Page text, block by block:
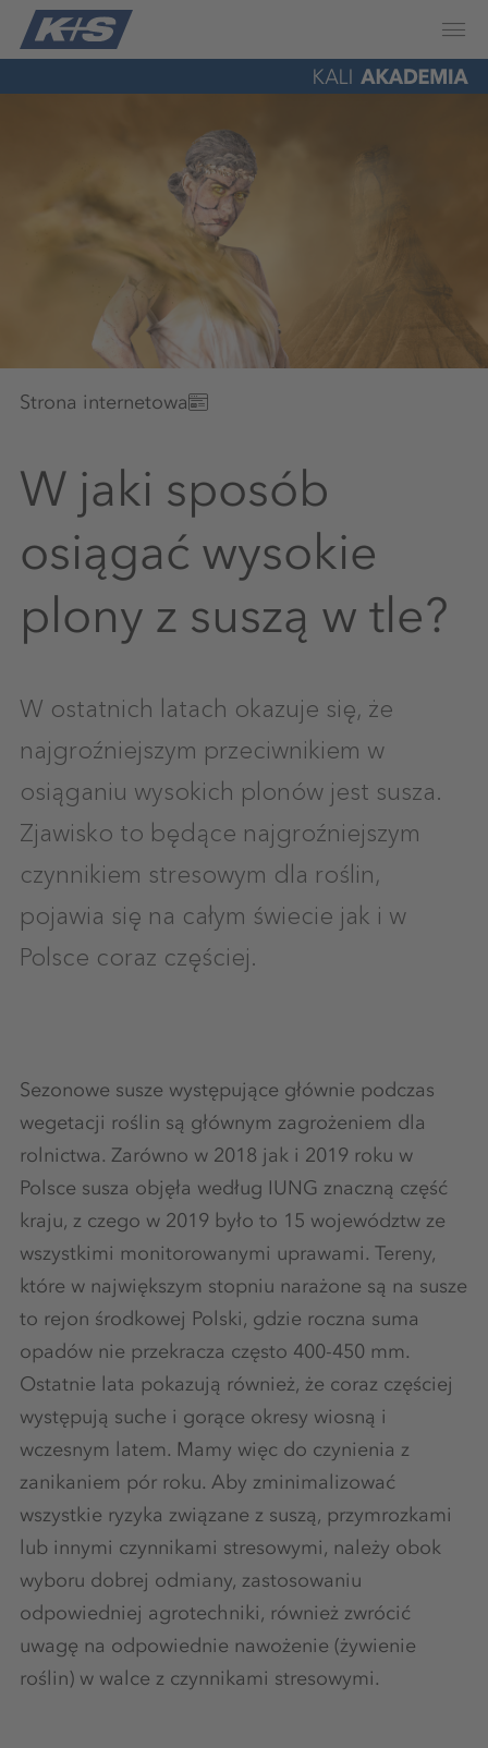
Strona internetowa
W jaki sposób
osiągać wysokie
plony z suszą w tle?
W ostatnich latach okazuje się, że
najgroźniejszym przeciwnikiem w
osiąganiu wysokich plonów jest susza.
Zjawisko to będące najgroźniejszym
czynnikiem stresowym dla roślin,
pojawia się na całym świecie jak i w
Polsce coraz częściej.
Sezonowe susze występujące głównie podczas
wegetacji roślin są głównym zagrożeniem dla
rolnictwa. Zarówno w 2018 jak i 2019 roku w
Polsce susza objęła według IUNG znaczną część
kraju, z czego w 2019 było to 15 województw ze
wszystkimi monitorowanymi uprawami. Tereny,
które w największym stopniu narażone są na susze
to rejon środkowej Polski, gdzie roczna suma
opadów nie przekracza często 400-450 mm.
Ostatnie lata pokazują również, że coraz częściej
występują suche i gorące okresy wiosną i
wczesnym latem. Mamy więc do czynienia z
zanikaniem pór roku. Aby zminimalizować
wszystkie ryzyka związane z suszą, przymrozkami
lub innymi czynnikami stresowymi, należy obok
wyboru dobrej odmiany, zastosowaniu
odpowiedniej agrotechniki, również zwrócić
uwagę na odpowiednie nawożenie (żywienie
roślin) w walce z czynnikami stresowymi.